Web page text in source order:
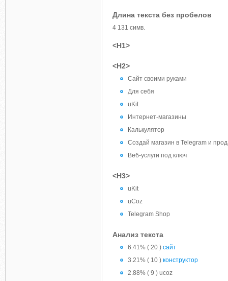
Длина текста без пробелов
4 131 симв.
<H1>
<H2>
Сайт своими руками
Для себя
uKit
Интернет-магазины
Калькулятор
Создай магазин в Telegram и
Веб-услуги под ключ
<H3>
uKit
uCoz
Telegram Shop
Анализ текста
6.41% ( 20 ) сайт
3.21% ( 10 ) конструктор
2.88% ( 9 ) ucoz